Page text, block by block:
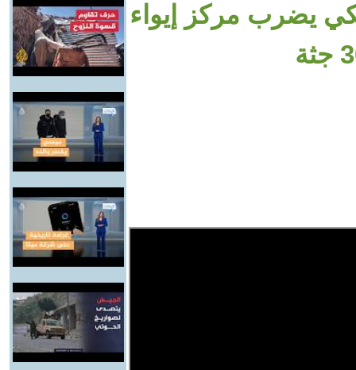
يضرب مركز إيواء